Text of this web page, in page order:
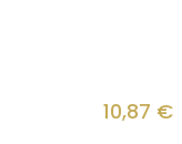
10,87 €